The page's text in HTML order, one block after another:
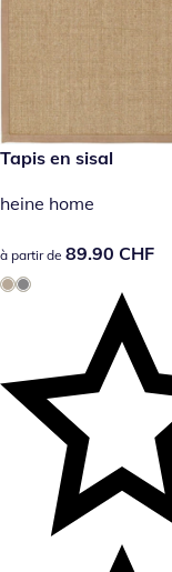
89.90 CHF
Tapis en sisal
heine home
89.90 CHF
à partir de 89.90 CHF